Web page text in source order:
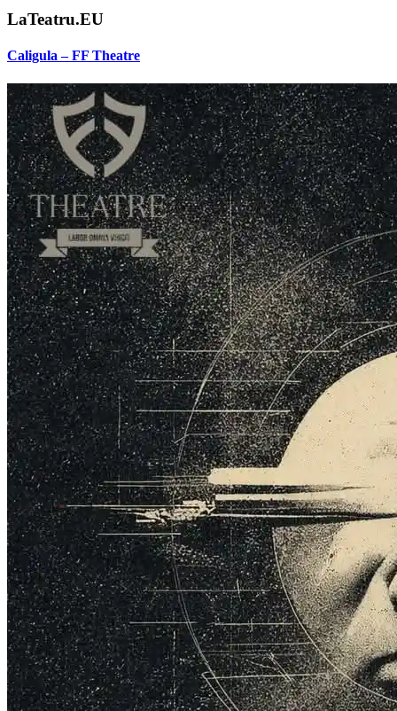
LaTeatru.EU
Caligula – FF Theatre